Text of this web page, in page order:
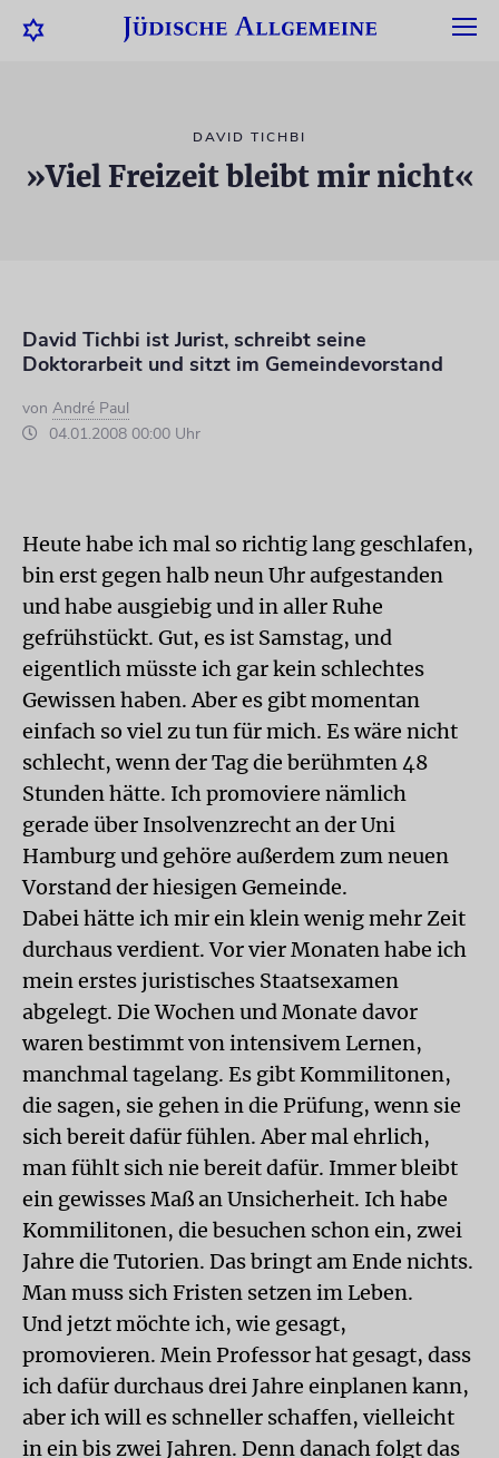
DAVID TICHBI
»Viel Freizeit bleibt mir nicht«
David Tichbi ist Jurist, schreibt seine
Doktorarbeit und sitzt im Gemeindevorstand
von André Paul
04.01.2008 00:00 Uhr
Heute habe ich mal so richtig lang geschlafen,
bin erst gegen halb neun Uhr aufgestanden
und habe ausgiebig und in aller Ruhe
gefrühstückt. Gut, es ist Samstag, und
eigentlich müsste ich gar kein schlechtes
Gewissen haben. Aber es gibt momentan
einfach so viel zu tun für mich. Es wäre nicht
schlecht, wenn der Tag die berühmten 48
Stunden hätte. Ich promoviere nämlich
gerade über Insolvenzrecht an der Uni
Hamburg und gehöre außerdem zum neuen
Vorstand der hiesigen Gemeinde.
Dabei hätte ich mir ein klein wenig mehr Zeit
durchaus verdient. Vor vier Monaten habe ich
mein erstes juristisches Staatsexamen
abgelegt. Die Wochen und Monate davor
waren bestimmt von intensivem Lernen,
manchmal tagelang. Es gibt Kommilitonen,
die sagen, sie gehen in die Prüfung, wenn sie
sich bereit dafür fühlen. Aber mal ehrlich,
man fühlt sich nie bereit dafür. Immer bleibt
ein gewisses Maß an Unsicherheit. Ich habe
Kommilitonen, die besuchen schon ein, zwei
Jahre die Tutorien. Das bringt am Ende nichts.
Man muss sich Fristen setzen im Leben.
Und jetzt möchte ich, wie gesagt,
promovieren. Mein Professor hat gesagt, dass
ich dafür durchaus drei Jahre einplanen kann,
aber ich will es schneller schaffen, vielleicht
in ein bis zwei Jahren. Denn danach folgt das